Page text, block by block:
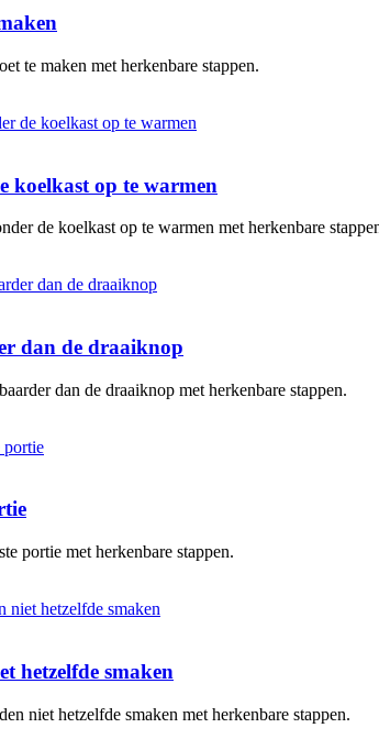
te maken met herkenbare stappen.
koelkast op te warmen
de koelkast op te warmen met herkenbare
dan de draaiknop
dan de draaiknop met herkenbare stappen.
portie met herkenbare stappen.
hetzelfde smaken
niet hetzelfde smaken met herkenbare stappen.